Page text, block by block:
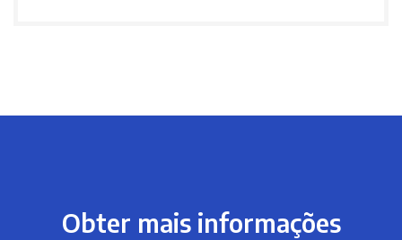
Obter mais informações